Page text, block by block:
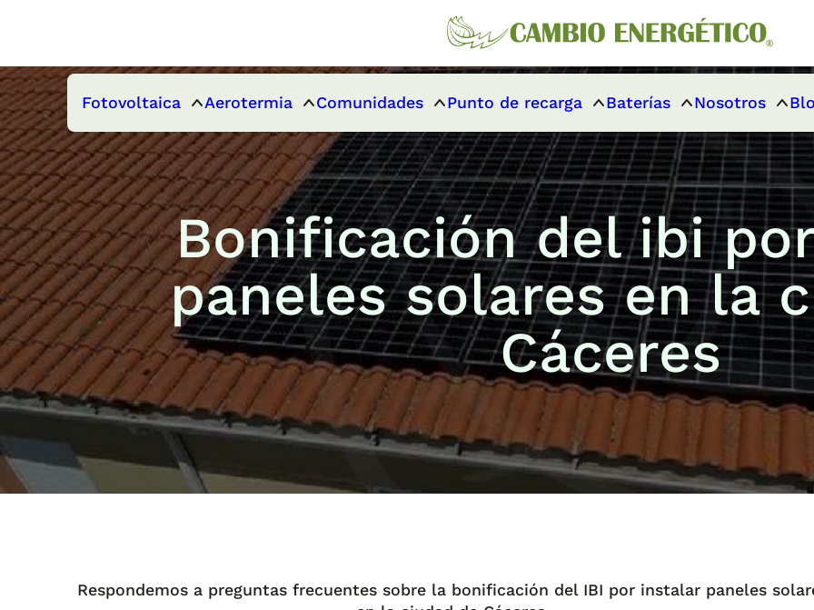
Fotovoltaica Aerotermia Comunidades Punto de recarga Baterías Nosotros
Bonificación del ibi
paneles solares en la
Cáceres
Respondemos a preguntas frecuentes sobre la bonificación del IBI por instalar paneles